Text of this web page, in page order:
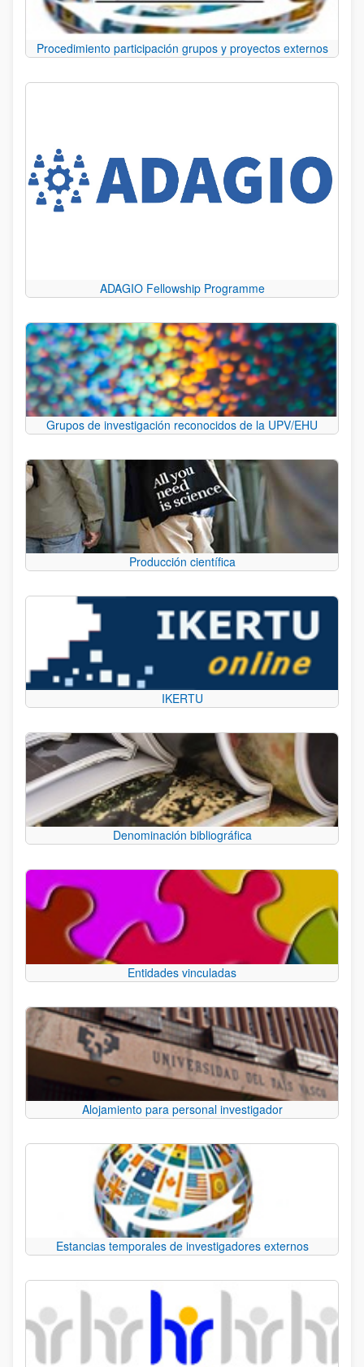
Procedimiento participación grupos y proyectos externos
ADAGIO Fellowship Programme
Grupos de investigación reconocidos de la UPV/EHU
Producción científica
IKERTU
Denominación bibliográfica
Entidades vinculadas
Alojamiento para personal investigador
Estancias temporales de investigadores externos